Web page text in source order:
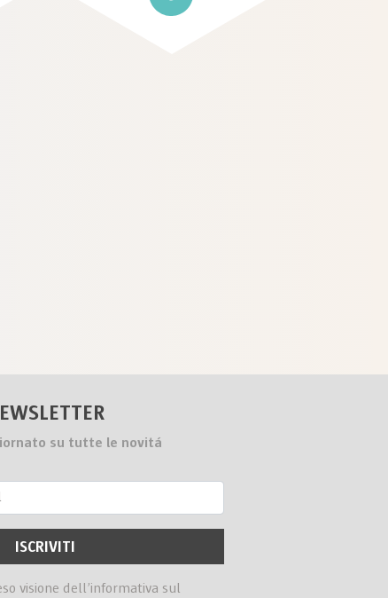
su tutte le novitá
visione dell’informativa sul